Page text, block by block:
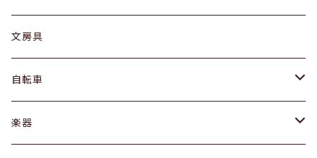
デスク / コンソール
ドレッサー
シェルフ
ピアス / イヤリング
バッグ
アウター
トップス
カップ / マグ
プレート / ボウル
カトラリー
文房具
自転車
dahon
楽器